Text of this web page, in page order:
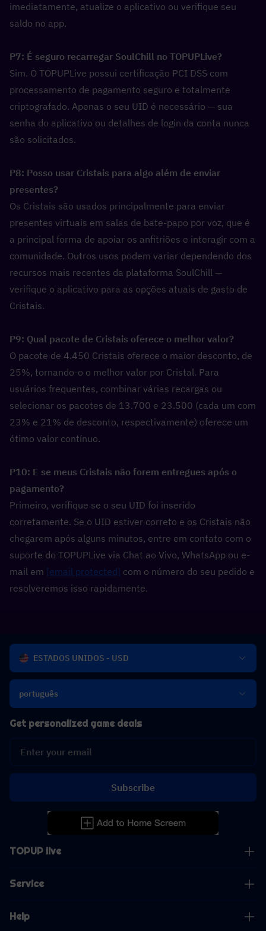
imediatamente, atualize o aplicativo ou verifique seu
saldo no app.
P7: É seguro recarregar SoulChill no TOPUPLive?
Sim. O TOPUPLive possui certificação PCI DSS com
processamento de pagamento seguro e totalmente
criptografado. Apenas o seu UID é necessário — sua
senha do aplicativo ou detalhes de login da conta nunca
são solicitados.
P8: Posso usar Cristais para algo além de enviar
presentes?
Os Cristais são usados principalmente para enviar
presentes virtuais em salas de bate-papo por voz, que é
a principal forma de apoiar os anfitriões e interagir com a
comunidade. Outros usos podem variar dependendo dos
recursos mais recentes da plataforma SoulChill —
verifique o aplicativo para as opções atuais de gasto de
Cristais.
P9: Qual pacote de Cristais oferece o melhor valor?
O pacote de 4.450 Cristais oferece o maior desconto, de
25%, tornando-o o melhor valor por Cristal. Para
usuários frequentes, combinar várias recargas ou
selecionar os pacotes de 13.700 e 23.500 (cada um com
23% e 21% de desconto, respectivamente) oferece um
ótimo valor contínuo.
P10: E se meus Cristais não forem entregues após o
pagamento?
Primeiro, verifique se o seu UID foi inserido
corretamente. Se o UID estiver correto e os Cristais não
chegarem após alguns minutos, entre em contato com o
suporte do TOPUPLive via Chat ao Vivo, WhatsApp ou e-
mail em [email protected] com o número do seu pedido e
resolveremos isso rapidamente.
ESTADOS UNIDOS - USD
português
TOPUP live
Service
Help
Get personalized game deals
Subscribe